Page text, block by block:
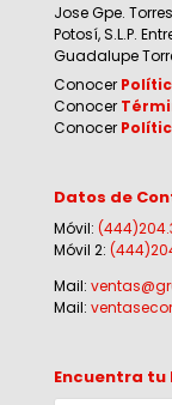
Jose Gpe.
Potosí, S.L.P.
Guadalupe
Conocer
Conocer
Conocer
Datos de
Móvil:
Móvil 2:
Mail:
Mail:
Encuentra